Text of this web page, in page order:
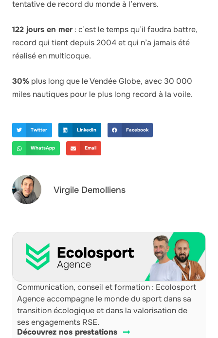
tentative de record du monde à l’envers.
122 jours en mer : c’est le temps qu’il faudra battre,
record qui tient depuis 2004 et qui n’a jamais été
réalisé en multicoque.
30% plus long que le Vendée Globe, avec 30 000
miles nautiques pour le plus long record à la voile.
Twitter LinkedIn Facebook
WhatsApp Email
Virgile Demolliens
Communication, conseil et formation : Ecolosport
Agence accompagne le monde du sport dans sa
transition écologique et dans la valorisation de
ses engagements RSE.
Découvrez nos prestations